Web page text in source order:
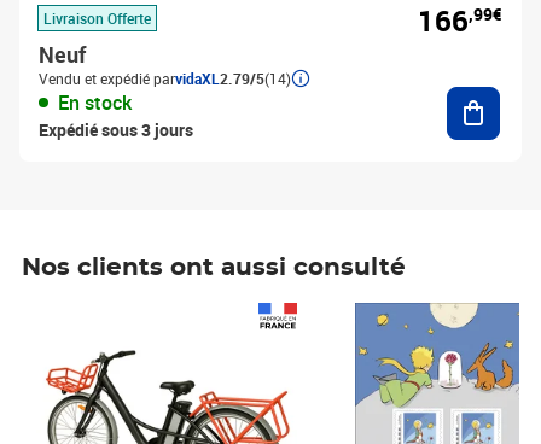
Livraison Offerte
Neuf
Vendu et expédié parvidaXL 2.79/5(14)
En stock
Expédié sous 3 jours
166,99€
Nos clients ont aussi consulté
Prix 7,50€